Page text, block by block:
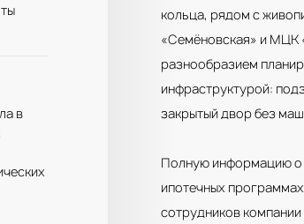
в
кольца, рядом с
«Семёновская» и МЦК
разнообразием
инфраструктурой:
закрытый двор без
Полную информацию о
ипотечных
сотрудников